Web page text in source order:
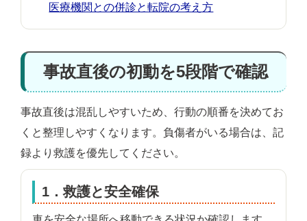
医療機関との併診と転院の考え方
事故直後の初動を5段階で確認
事故直後は混乱しやすいため、行動の順番を決めてお
くと整理しやすくなります。負傷者がいる場合は、記
録より救護を優先してください。
1．救護と安全確保